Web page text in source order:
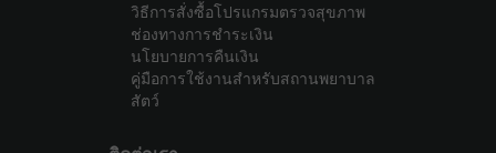
วิธีการสั่งซื้อโปรแกรมตรวจสุขภาพ
ช่องทางการชำระเงิน
นโยบายการคืนเงิน
คู่มือการใช้งานสำหรับสถานพยาบาล
สัตว์